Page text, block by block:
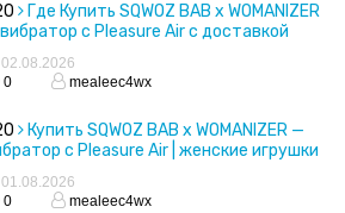
Где Купить SQWOZ BAB x WOMANIZER
с Pleasure Air с доставкой
02.08.2026
0
mealeec4wx
Купить SQWOZ BAB x WOMANIZER —
с Pleasure Air | женские игрушки
01.08.2026
0
mealeec4wx